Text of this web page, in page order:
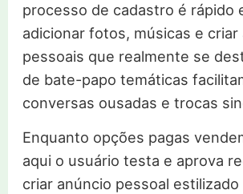
processo de cadastro é rápido
adicionar fotos, músicas e criar
pessoais que realmente se
de bate-papo temáticas
conversas ousadas e trocas
Enquanto opções pagas
aqui o usuário testa e aprova
criar anúncio pessoal